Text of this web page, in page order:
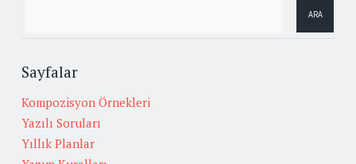
Sayfalar
Kompozisyon Örnekleri
Yazılı Soruları
Yıllık Planlar